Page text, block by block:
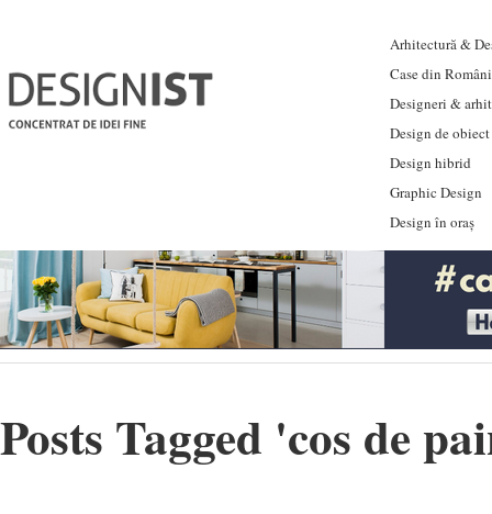
Arhitectură &
Case din
Designeri &
Design de obiect
Design hibrid
Graphic Design
Design în oraș
Posts Tagged 'cos de